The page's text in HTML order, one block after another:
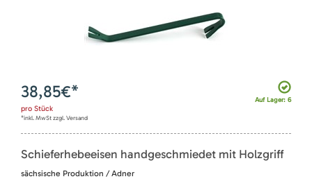
Auf Lager: 6
38,85€*
pro Stück
*inkl. MwSt zzgl. Versand
Schieferhebeeisen handgeschmiedet mit Holzgriff
sächsische Produktion / Adner